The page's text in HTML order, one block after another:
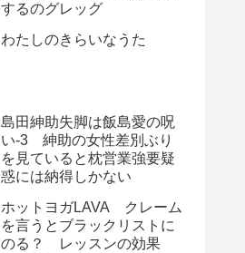
するのグレッグ
わたしのきらいなうた
島田紳助失脚は飯島愛の呪
い-3 紳助の女性差別ぶり
を見ていると枕営業強要疑
惑には納得しかない
ホットヨガLAVA クレーム
を言うとブラックリストに
のる？ レッスンの効果